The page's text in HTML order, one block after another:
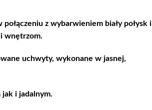
z wybarwieniem biały połysk i
wnętrzom.
uchwyty, wykonane w jasnej,
i jadalnym.